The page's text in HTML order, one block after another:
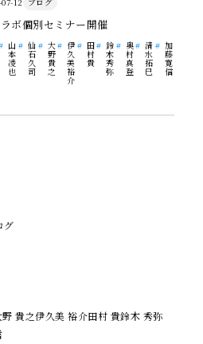
グ
野 貴之伊久美 裕介田村 貴鈴木 秀弥
ボ個別セミナー開催
山
本
凌
也
仙
石
久
司
大
野
貴
之
伊
久
美
裕
介
田
村
貴
鈴
木
秀
弥
奥
村
真
登
清
水
拓
巳
加
藤
寛
信